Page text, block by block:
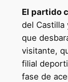
El partido
del Castilla
que
visitante,
filial
fase de